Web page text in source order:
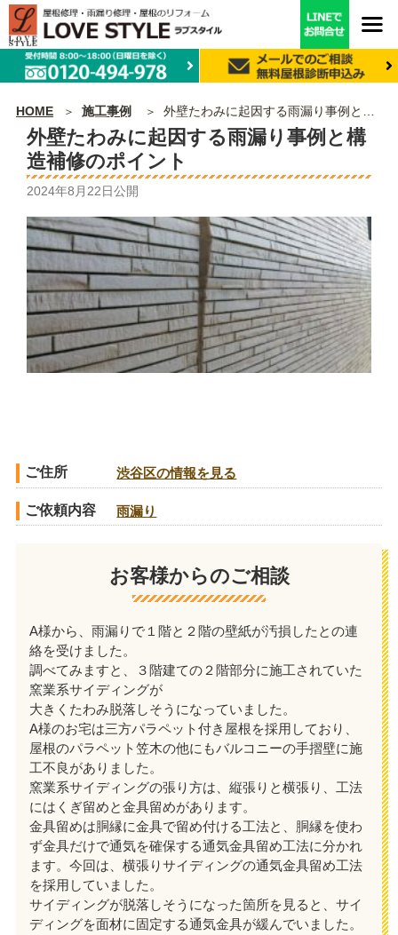
HOME 施工事例 外壁たわみに起因する雨漏り事例と構造補修のポイント
外壁たわみに起因する雨漏り事例と構
造補修のポイント
2024年8月22日公開
ご住所 渋谷区の情報を見る
ご依頼内容 雨漏り
お客様からのご相談
A様から、雨漏りで１階と２階の壁紙が汚損したとの連
絡を受けました。
調べてみますと、３階建ての２階部分に施工されていた
窯業系サイディングが
大きくたわみ脱落しそうになっていました。
A様のお宅は三方パラペット付き屋根を採用しており、
屋根のパラペット笠木の他にもバルコニーの手摺壁に施
工不良がありました。
窯業系サイディングの張り方は、縦張りと横張り、工法
にはくぎ留めと金具留めがあります。
金具留めは胴縁に金具で留め付ける工法と、胴縁を使わ
ず金具だけで通気を確保する通気金具留め工法に分かれ
ます。今回は、横張りサイディングの通気金具留め工法
を採用していました。
サイディングが脱落しそうになった箇所を見ると、サイ
ディングを面材に固定する通気金具が緩んでいました。